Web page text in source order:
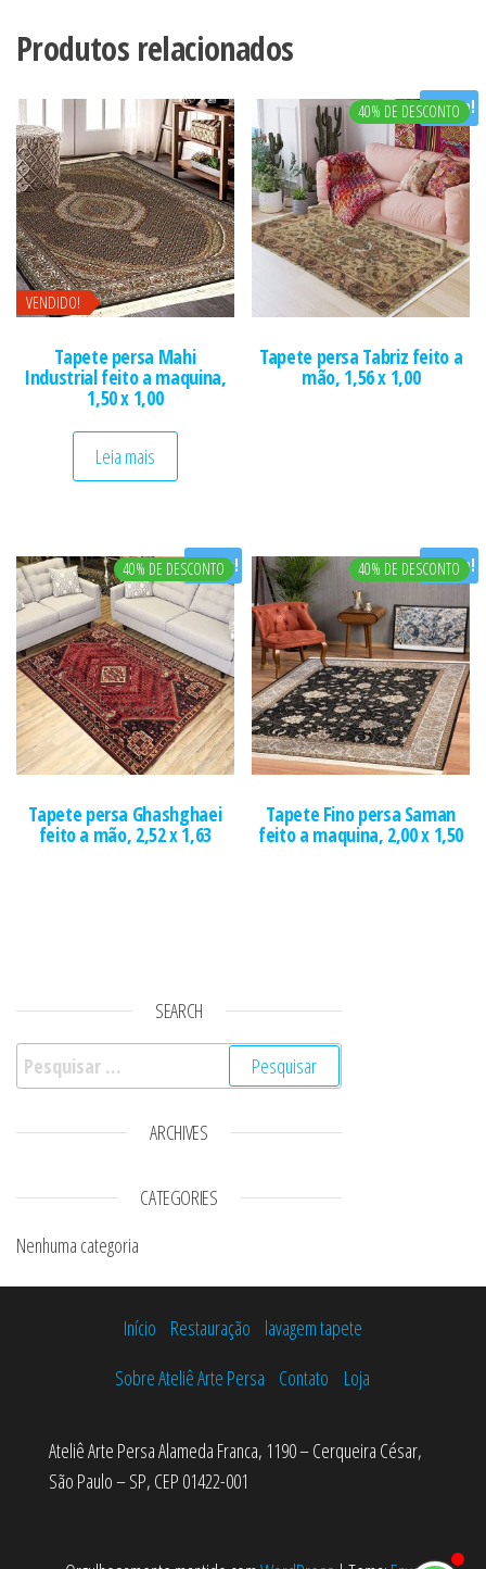
Produtos relacionados
VENDIDO!
Tapete persa Mahi
Industrial feito a maquina,
1,50 x 1,00
Leia mais
Oferta!
40% DE DESCONTO
Tapete persa Tabriz feito a
mão, 1,56 x 1,00
Oferta!
40% DE DESCONTO
Tapete persa Ghashghaei
feito a mão, 2,52 x 1,63
Oferta!
40% DE DESCONTO
Tapete Fino persa Saman
feito a maquina, 2,00 x 1,50
SEARCH
Pesquisar por:
ARCHIVES
CATEGORIES
Nenhuma categoria
Início Restauração
lavagem tapete
Sobre Ateliê Arte Persa
Contato Loja
Ateliê Arte Persa Alameda Franca, 1190 – Cerqueira César,
São Paulo – SP, CEP 01422-001